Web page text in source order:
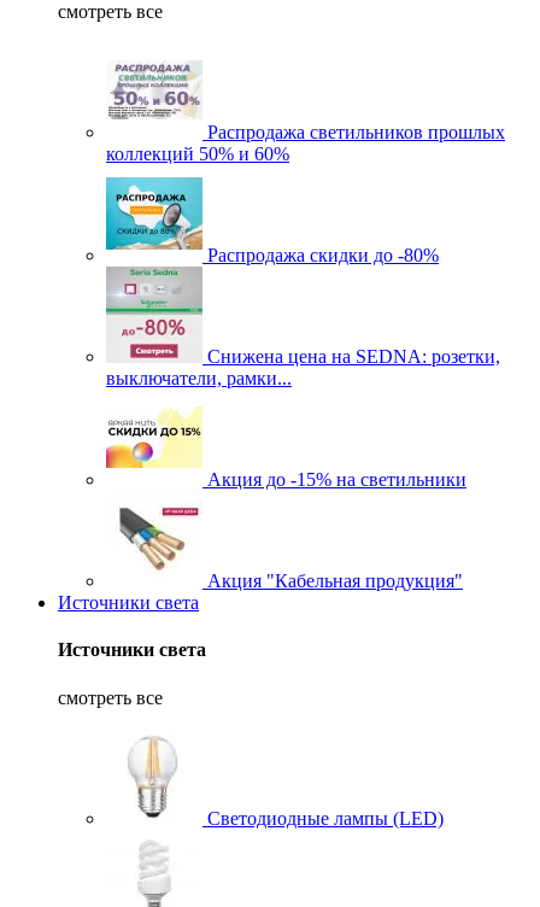
смотреть все
Распродажа светильников прошлых
коллекций 50% и 60%
Распродажа скидки до -80%
Cнижена цена на SEDNA: розетки,
выключатели, рамки...
Акция до -15% на светильники
Акция "Кабельная продукция"
Источники света
Источники света
смотреть все
Светодиодные лампы (LED)